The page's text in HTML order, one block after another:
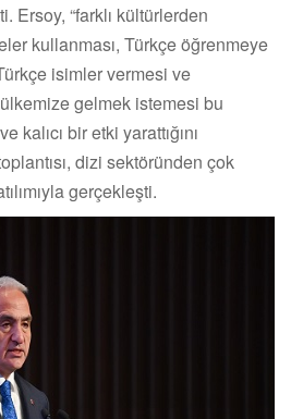
Ersoy, “farklı kültürlerden
kullanması, Türkçe öğrenmeye
isimler vermesi ve
gelmek istemesi bu
bir etki yarattığını
dizi sektöründen çok
gerçekleşti.